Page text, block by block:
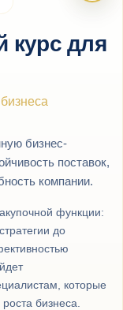
курс для
бизнес-
поставок,
компании.
функции:
до
которые
бизнеса.